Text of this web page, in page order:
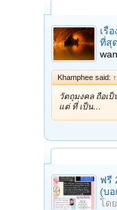
เรื่
ที่สุ
Khamphee said: ↑
วัตถุมงคล ถือเป็
แต่ ที่ เป็น…
ฟรี
(บอ
โดย